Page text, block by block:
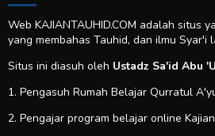
Web KAJIANTAUHID.COM adalah
yang membahas Tauhid, dan ilmu Syar'i
Situs ini diasuh oleh Ustadz Sa'id Abu
1. Pengasuh Rumah Belajar Qurratul
2. Pengajar program belajar online